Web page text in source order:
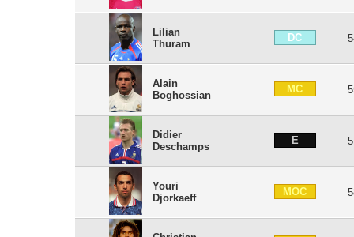
Lilian
Thuram
DC
Alain
Boghossian
MC
Didier
Deschamps
E
Youri
Djorkaeff
MOC